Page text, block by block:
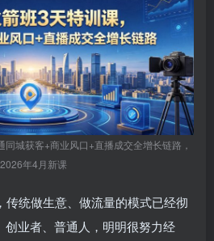
城获客+商业风口+直播成交全增长链路，
2026年4月新课
传统做生意、做流量的模式已经彻
创业者、普通人，明明很努力经